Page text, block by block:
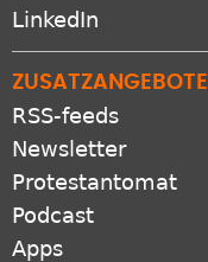
LinkedIn
ZUSATZANGEBOTE
RSS-feeds
Newsletter
Protestantomat
Podcast
Apps